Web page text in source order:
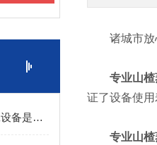
规范操作即食玉米加工设备是保障产品加工质量与生产效率的关键
诸城市放心
专业山
证了设备使
专业山